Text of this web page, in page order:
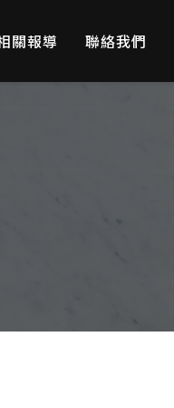
關報導 聯絡我們